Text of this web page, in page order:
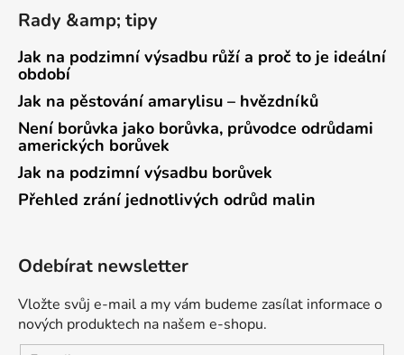
Rady &amp; tipy
Jak na podzimní výsadbu růží a proč to je ideální
období
Jak na pěstování amarylisu – hvězdníků
Není borůvka jako borůvka, průvodce odrůdami
amerických borůvek
Jak na podzimní výsadbu borůvek
Přehled zrání jednotlivých odrůd malin
Odebírat newsletter
Vložte svůj e-mail a my vám budeme zasílat informace o
nových produktech na našem e-shopu.